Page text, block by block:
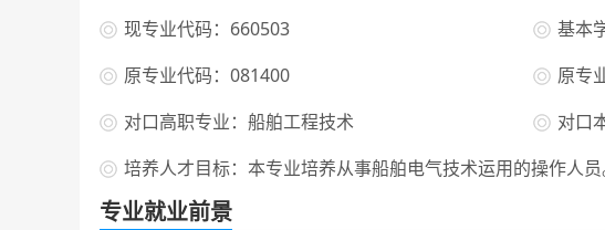
现专业代码：660503
基本
原专业代码：081400
原专
对口高职专业：船舶工程技术
对口
培养人才目标：本专业培养从事船舶电气技术运用的操作人员
专业就业前景